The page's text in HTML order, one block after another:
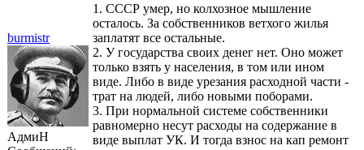
burmistr
АдмиН
1. СССР умер, но колхозное мышление
осталось. За собственников ветхого жилья
заплатят все остальные.
2. У государства своих денег нет. Оно может
только взять у населения, в том или ином
виде. Либо в виде урезания расходной части -
трат на людей, либо новыми поборами.
3. При нормальной системе собственники
равномерно несут расходы на содержание в
виде выплат УК. И тогда взнос на кап ремонт